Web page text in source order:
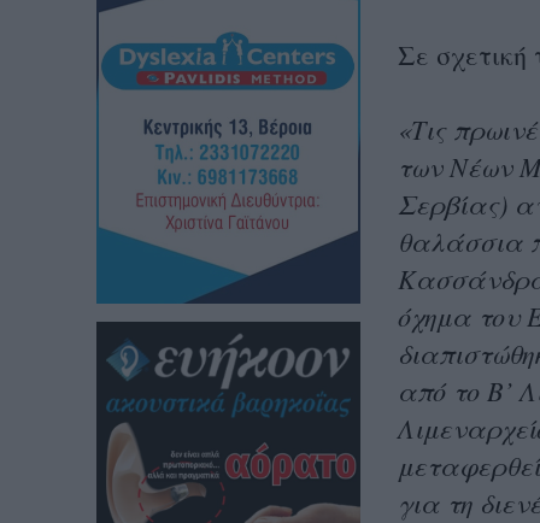
Σε σχετική
«Τις
των Νέων
Σερβίας)
θαλάσσια
όχημα του
από το Β’
για τη